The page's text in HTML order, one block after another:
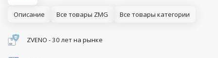
Описание Все товары ZMG Все товары категории
ZVENO - 30 лет на рынке